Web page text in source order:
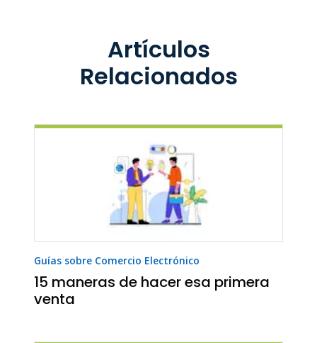
Artículos
Relacionados
Guías sobre Comercio Electrónico
15 maneras de hacer esa primera
venta